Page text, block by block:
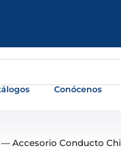
Conócenos
Accesorio Conducto